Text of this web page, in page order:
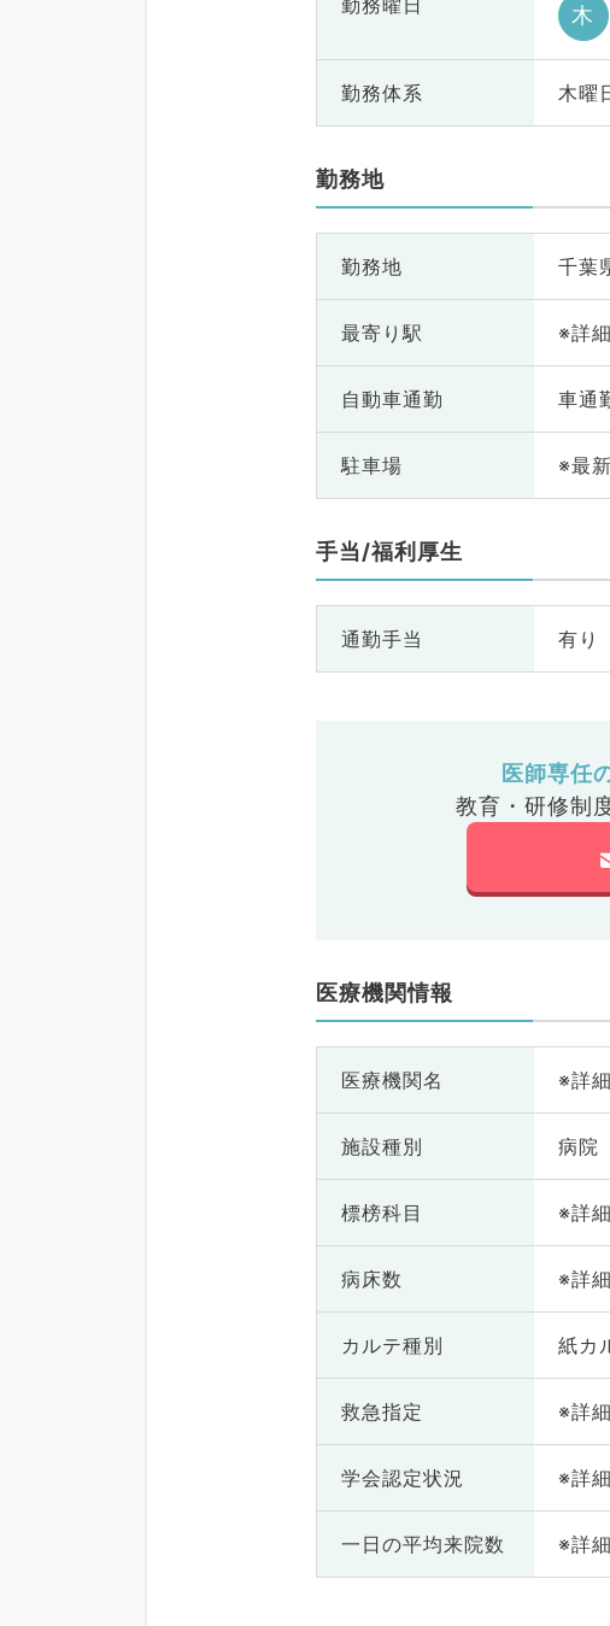
勤務曜日 木
勤務体系 木曜
勤務地
勤務地 千葉
最寄り駅 ※詳
自動車通勤 車通
駐車場 ※最
手当/福利厚生
通勤手当 有り
医師専任
教育・研修制
医療機関情報
医療機関名 ※詳
施設種別 病院
標榜科目 ※詳
病床数 ※詳
カルテ種別 紙カ
救急指定 ※詳
学会認定状況 ※詳
一日の平均来院数 ※詳